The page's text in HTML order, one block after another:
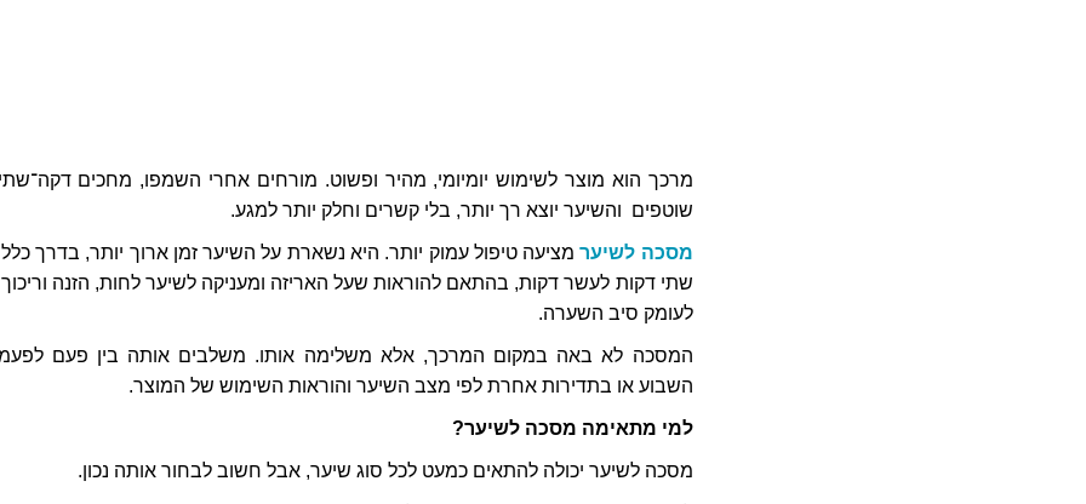
מרכך הוא מוצר לשימוש יומיומי, מהיר ופשוט. מורחים אחרי השמפו, מחכים
שוטפים והשיער יוצא רך יותר, בלי קשרים וחלק יותר למגע.
מסכה לשיערמציעה טיפול עמוק יותר. היא נשארת על השיער זמן ארוך יותר, בדרך כלל
שתי דקות לעשר דקות, בהתאם להוראות שעל האריזה ומעניקה לשיער לחות, הזנה
לעומק סיב השערה.
המסכה לא באה במקום המרכך, אלא משלימה אותו. משלבים אותה בין פעם
השבוע או בתדירות אחרת לפי מצב השיער והוראות השימוש של המוצר.
למי מתאימה מסכה לשיער?
מסכה לשיער יכולה להתאים כמעט לכל סוג שיער, אבל חשוב לבחור אותה נכון.